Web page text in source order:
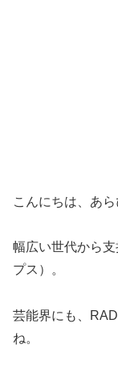
こんにちは、あら
幅広い世代から
プス）。
芸能界にも、
ね。